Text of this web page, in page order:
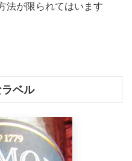
法が限られてはいます
ベル